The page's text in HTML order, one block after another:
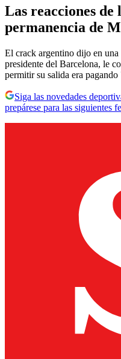
Las reacciones
permanencia de
El crack argentino dijo en
presidente del Barcelona, le
permitir su salida era
Siga las novedades
prepárese para las siguientes